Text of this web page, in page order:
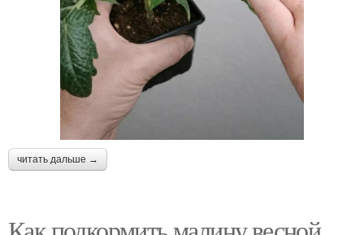
читать дальше →